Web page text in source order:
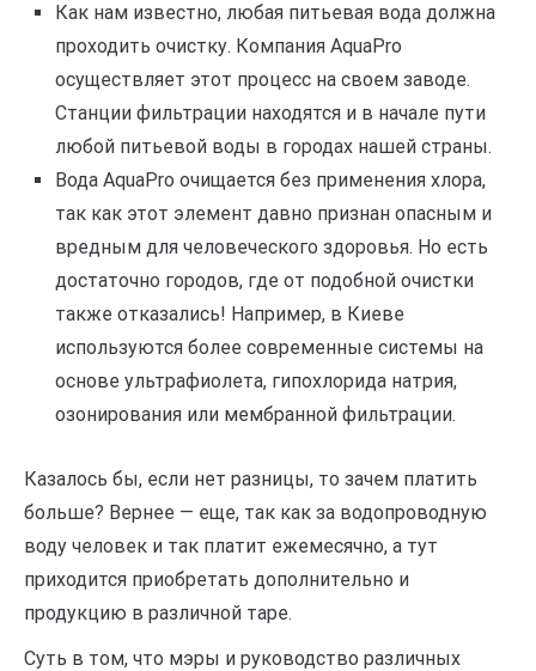
Как нам известно, любая питьевая вода должна
проходить очистку. Компания AquaPro
осуществляет этот процесс на своем заводе.
Станции фильтрации находятся и в начале пути
любой питьевой воды в городах нашей страны.
Вода AquaPro очищается без применения хлора,
так как этот элемент давно признан опасным и
вредным для человеческого здоровья. Но есть
достаточно городов, где от подобной очистки
также отказались! Например, в Киеве
используются более современные системы на
основе ультрафиолета, гипохлорида натрия,
озонирования или мембранной фильтрации.
Казалось бы, если нет разницы, то зачем платить
больше? Вернее — еще, так как за водопроводную
воду человек и так платит ежемесячно, а тут
приходится приобретать дополнительно и
продукцию в различной таре.
Суть в том, что мэры и руководство различных